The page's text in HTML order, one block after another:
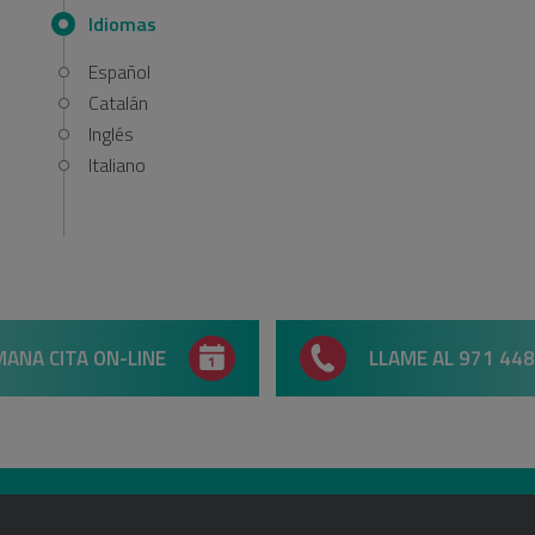
Idiomas
Español
Catalán
Inglés
Italiano
CITA ON-LINE LLAME AL 971